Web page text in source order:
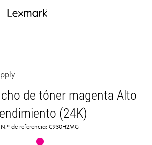
de tóner magenta Alto
(24K)
N.º de referencia: C930H2MG